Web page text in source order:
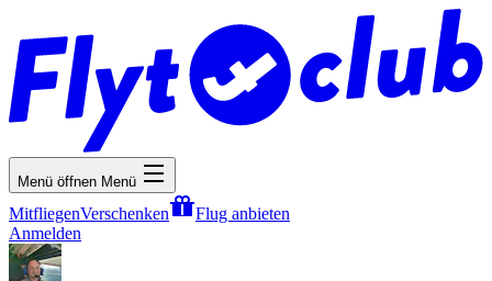
Menü öffnen Menü
MitfliegenVerschenken
Flug anbieten
Anmelden